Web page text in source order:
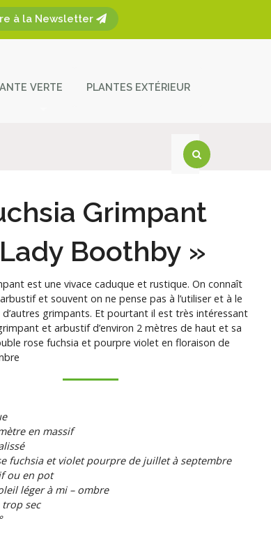
à la Newsletter
VERTE PLANTES EXTÉRIEUR
Grimpant
Boothby »
est une vivace caduque et rustique. On connaît
et souvent on ne pense pas à l’utiliser et à le
d’autres grimpants. Et pourtant il est très intéressant
et arbustif d’environ 2 mètres de haut et sa
rose fuchsia et pourpre violet en floraison de
en massif
fuchsia et violet pourpre de juillet à septembre
ou en pot
léger à mi – ombre
trop sec